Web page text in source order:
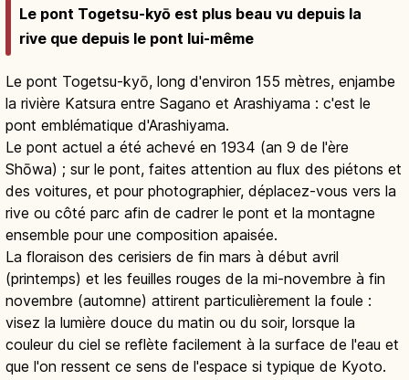
Le pont Togetsu-kyō est plus beau vu depuis la
rive que depuis le pont lui-même
Le pont Togetsu-kyō, long d'environ 155 mètres, enjambe
la rivière Katsura entre Sagano et Arashiyama : c'est le
pont emblématique d'Arashiyama.
Le pont actuel a été achevé en 1934 (an 9 de l'ère
Shōwa) ; sur le pont, faites attention au flux des piétons et
des voitures, et pour photographier, déplacez-vous vers la
rive ou côté parc afin de cadrer le pont et la montagne
ensemble pour une composition apaisée.
La floraison des cerisiers de fin mars à début avril
(printemps) et les feuilles rouges de la mi-novembre à fin
novembre (automne) attirent particulièrement la foule :
visez la lumière douce du matin ou du soir, lorsque la
couleur du ciel se reflète facilement à la surface de l'eau et
que l'on ressent ce sens de l'espace si typique de Kyoto.